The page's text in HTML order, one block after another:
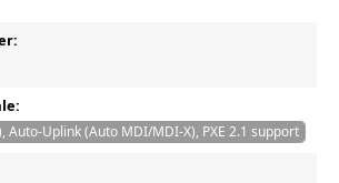
Auto-Uplink (Auto MDI/MDI-X), PXE 2.1 support